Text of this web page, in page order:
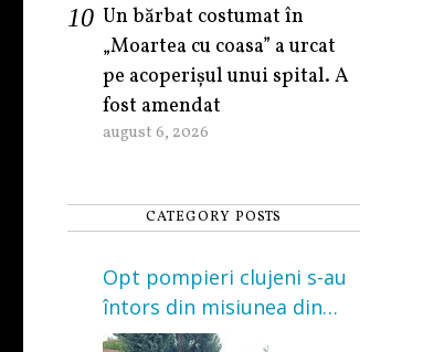
Un bărbat costumat în
„Moartea cu coasa” a urcat
pe acoperișul unui spital. A
fost amendat
august 6, 2026
CATEGORY POSTS
Opt pompieri clujeni s-au
întors din misiunea din
Franța. Au intervenit la